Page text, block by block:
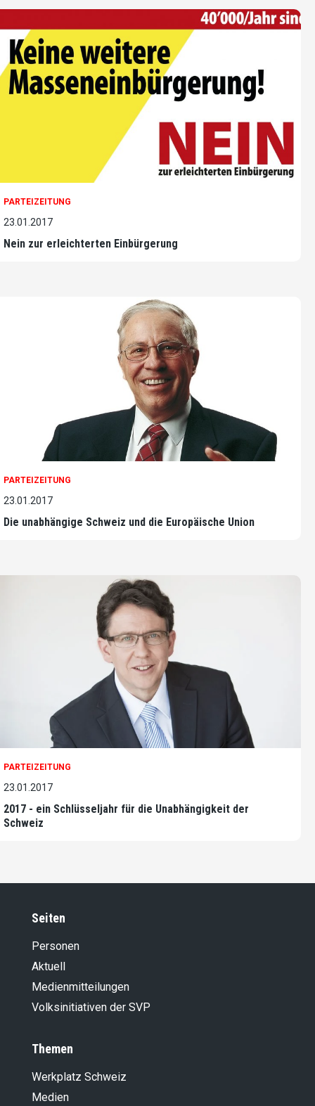
PARTEIZEITUNG
23.01.2017
Nein zur erleichterten Einbürgerung
PARTEIZEITUNG
23.01.2017
Die unabhängige Schweiz und die Europäische Union
PARTEIZEITUNG
23.01.2017
2017 - ein Schlüsseljahr für die Unabhängigkeit der
Schweiz
Seiten
Personen
Aktuell
Medienmitteilungen
Volksinitiativen der SVP
Themen
Werkplatz Schweiz
Medien